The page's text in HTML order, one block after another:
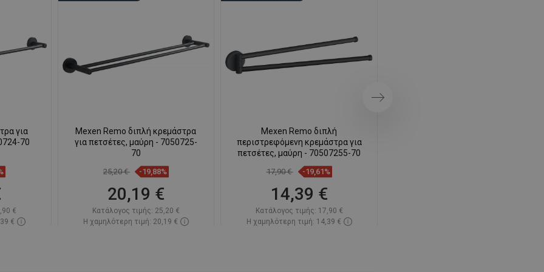
για
70
€
€
Mexen Remo διπλή κρεμάστρα
για πετσέτες, μαύρη - 7050725-
70
25,20 € -19,88%
20,19 €
Κατάλογος τιμής: 25,20 €
Η χαμηλότερη τιμή: 20,19 €
Mexen Remo διπλή
περιστρεφόμενη κρεμάστρα για
πετσέτες, μαύρη - 70507255-70
17,90 € -19,61%
14,39 €
Κατάλογος τιμής: 17,90 €
Η χαμηλότερη τιμή: 14,39 €
Επόμενο
FINNISH
PORTUGUESE